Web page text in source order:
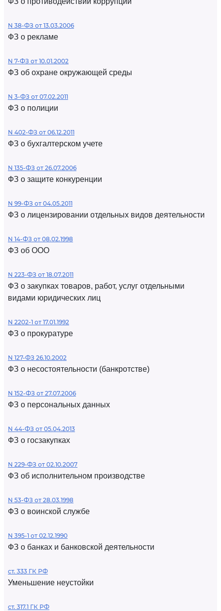
N 38-ФЗ от 13.03.2006
ФЗ о рекламе
N 7-ФЗ от 10.01.2002
ФЗ об охране окружающей среды
N 3-ФЗ от 07.02.2011
ФЗ о полиции
N 402-ФЗ от 06.12.2011
ФЗ о бухгалтерском учете
N 135-ФЗ от 26.07.2006
ФЗ о защите конкуренции
N 99-ФЗ от 04.05.2011
ФЗ о лицензировании отдельных видов деятельности
N 14-ФЗ от 08.02.1998
ФЗ об ООО
N 223-ФЗ от 18.07.2011
ФЗ о закупках товаров, работ, услуг отдельными
видами юридических лиц
N 2202-1 от 17.01.1992
ФЗ о прокуратуре
N 127-ФЗ 26.10.2002
ФЗ о несостоятельности (банкротстве)
N 152-ФЗ от 27.07.2006
ФЗ о персональных данных
N 44-ФЗ от 05.04.2013
ФЗ о госзакупках
N 229-ФЗ от 02.10.2007
ФЗ об исполнительном производстве
N 53-ФЗ от 28.03.1998
ФЗ о воинской службе
N 395-1 от 02.12.1990
ФЗ о банках и банковской деятельности
ст. 333 ГК РФ
Уменьшение неустойки
ст. 317.1 ГК РФ